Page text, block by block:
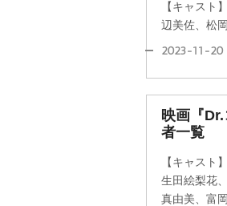
【キャスト
辺美佐、松
2023-11-20
映画『
者一覧
【キャスト
生田絵梨花
真由美、富